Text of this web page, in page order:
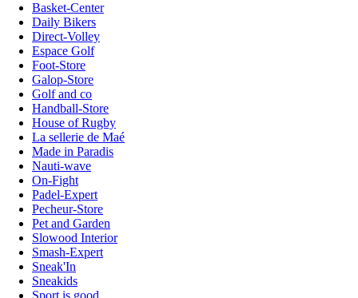
Basket-Center
Daily Bikers
Direct-Volley
Espace Golf
Foot-Store
Galop-Store
Golf and co
Handball-Store
House of Rugby
La sellerie de Maé
Made in Paradis
Nauti-wave
On-Fight
Padel-Expert
Pecheur-Store
Pet and Garden
Slowood Interior
Smash-Expert
Sneak'In
Sneakids